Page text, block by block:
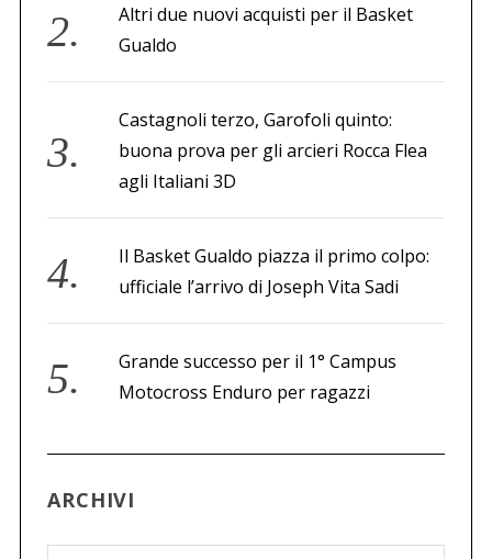
Altri due nuovi acquisti per il Basket
Gualdo
Castagnoli terzo, Garofoli quinto:
buona prova per gli arcieri Rocca Flea
agli Italiani 3D
Il Basket Gualdo piazza il primo colpo:
ufficiale l’arrivo di Joseph Vita Sadi
Grande successo per il 1° Campus
Motocross Enduro per ragazzi
ARCHIVI